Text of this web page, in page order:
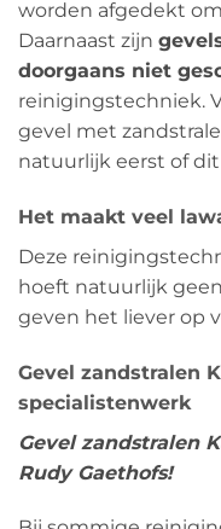
worden afgedekt
Daarnaast zijn
doorgaans niet
reinigingstechniek.
gevel met
natuurlijk eerst of
Het maakt veel
Deze
hoeft natuurlijk
geven het liever op
Gevel zandstralen
specialistenwerk
Gevel zandstralen
Rudy Gaethofs!